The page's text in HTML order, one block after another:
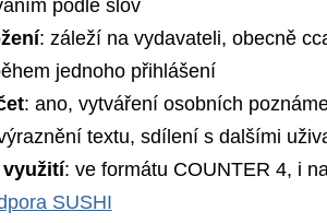
podle slov
: záleží na vydavateli, obecně
jednoho přihlášení
: ano, vytváření osobních
textu, sdílení s dalšími
: ve formátu COUNTER 4, i
SUSHI